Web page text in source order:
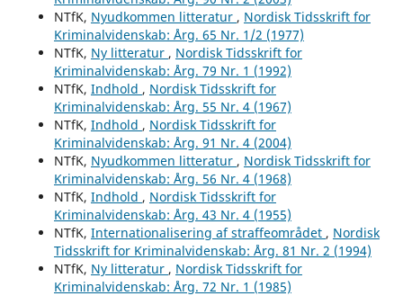
NTfK, Nyudkommen litteratur , Nordisk Tidsskrift for
Kriminalvidenskab: Årg. 65 Nr. 1/2 (1977)
NTfK, Ny litteratur , Nordisk Tidsskrift for
Kriminalvidenskab: Årg. 79 Nr. 1 (1992)
NTfK, Indhold , Nordisk Tidsskrift for
Kriminalvidenskab: Årg. 55 Nr. 4 (1967)
NTfK, Indhold , Nordisk Tidsskrift for
Kriminalvidenskab: Årg. 91 Nr. 4 (2004)
NTfK, Nyudkommen litteratur , Nordisk Tidsskrift for
Kriminalvidenskab: Årg. 56 Nr. 4 (1968)
NTfK, Indhold , Nordisk Tidsskrift for
Kriminalvidenskab: Årg. 43 Nr. 4 (1955)
NTfK, Internationalisering af straffeområdet , Nordisk
Tidsskrift for Kriminalvidenskab: Årg. 81 Nr. 2 (1994)
NTfK, Ny litteratur , Nordisk Tidsskrift for
Kriminalvidenskab: Årg. 72 Nr. 1 (1985)